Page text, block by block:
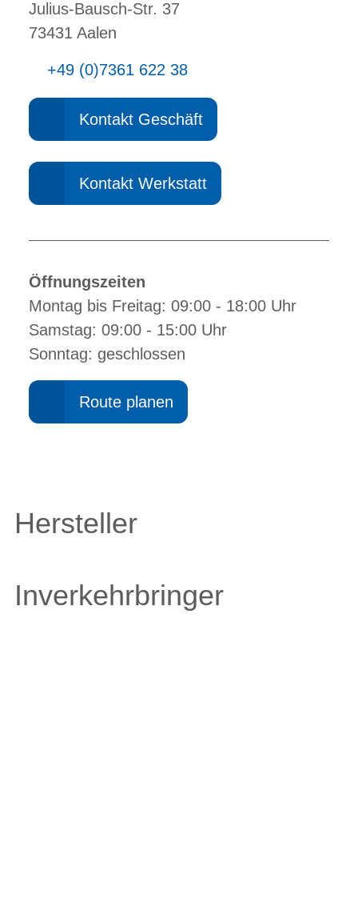
Julius-Bausch-Str. 37
73431 Aalen
+49 (0)7361 622 38
Kontakt Geschäft
Kontakt Werkstatt
Öffnungszeiten
Montag bis Freitag: 09:00 - 18:00 Uhr
Samstag: 09:00 - 15:00 Uhr
Sonntag: geschlossen
Route planen
Hersteller
Inverkehrbringer